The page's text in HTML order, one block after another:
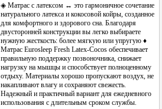
◈ Матрас с латексом ↔ это гармоничное сочетание
натурального латекса и кокосовой койры, созданное
для комфортного и здорового сна. Благодаря
двусторонней конструкции вы легко выбираете
нужную жесткость: более мягкую или упругую ♦
Матрас Eurosleep Fresh Latex-Cocos обеспечивает
правильную поддержку позвоночника, снижает
нагрузку на мышцы и способствует полноценному
отдыху. Материалы хорошо пропускают воздух, не
накапливают влагу и сохраняют свежесть.
Надежный и практичный вариант для ежедневного
использования с длительным сроком службы.